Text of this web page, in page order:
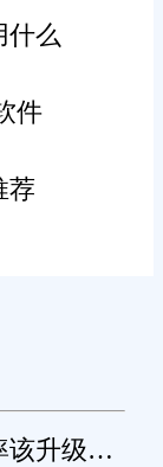
什么
件
荐
该升级